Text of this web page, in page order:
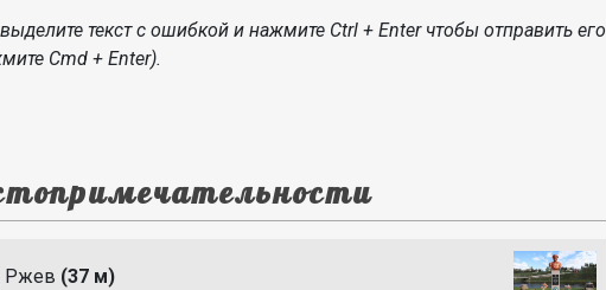
текст с ошибкой и нажмите Ctrl + Enter чтобы отправить его
Cmd + Enter).
Ржев (37 м)